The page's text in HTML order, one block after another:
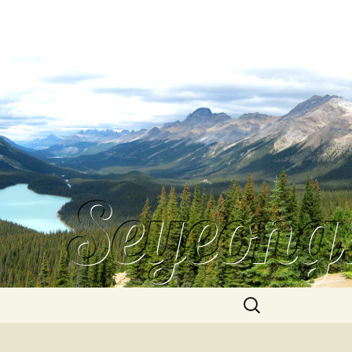
Search
for: